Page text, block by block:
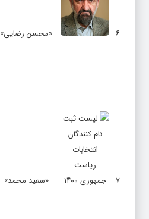
۶ «محسن رضایی»
۷ «سعید محمد»